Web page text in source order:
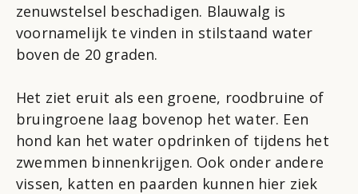
zenuwstelsel beschadigen. Blauwalg is
voornamelijk te vinden in stilstaand water
boven de 20 graden.
Het ziet eruit als een groene, roodbruine of
bruingroene laag bovenop het water. Een
hond kan het water opdrinken of tijdens het
zwemmen binnenkrijgen. Ook onder andere
vissen, katten en paarden kunnen hier ziek